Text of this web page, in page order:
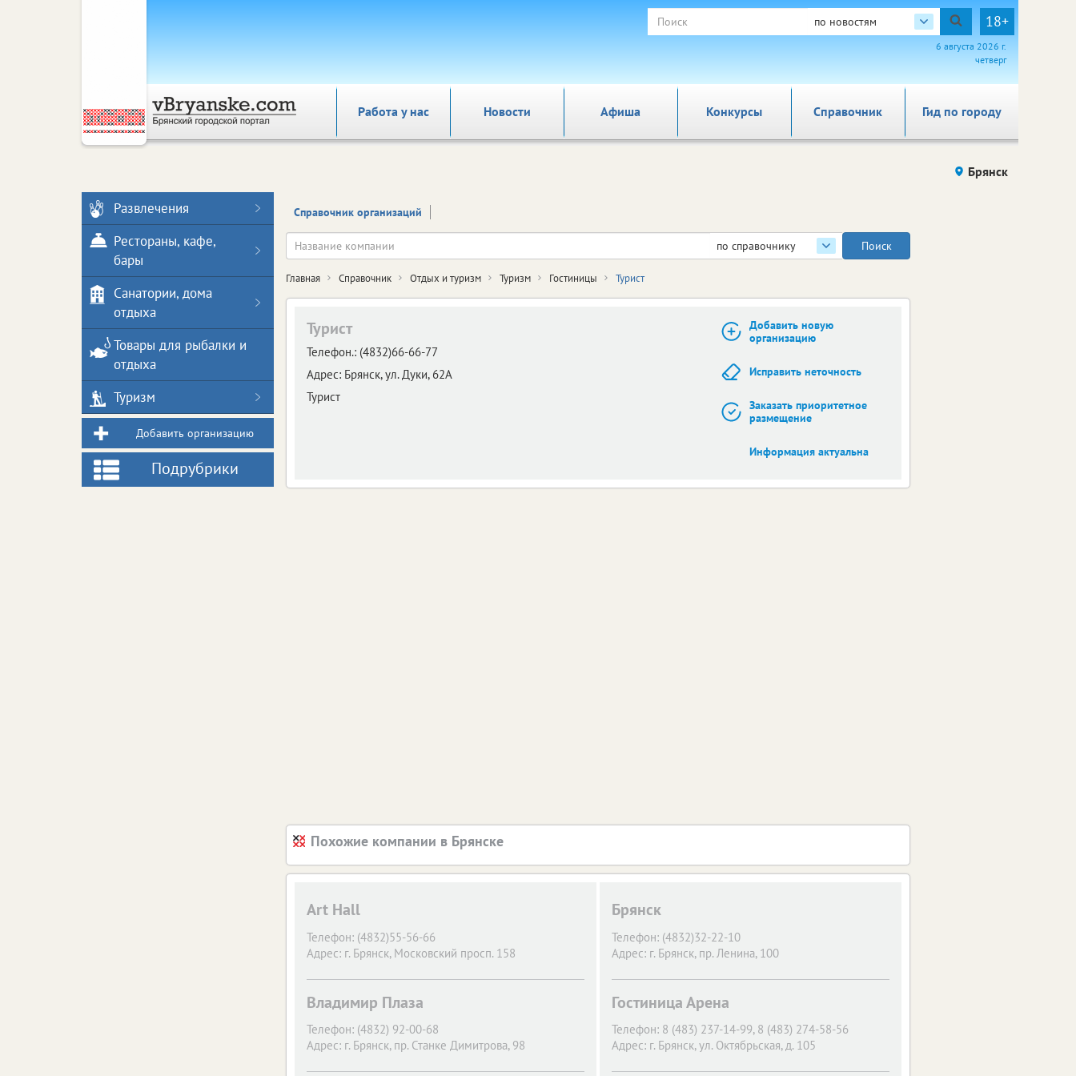
по новостям 18+
6 августа 2026 г.
четверг
Работа у нас Новости Афиша Справочник Гид по городу
Конкурсы
Брянск
Справочник организаций
по справочнику
Главная Справочник Отдых и туризм Туризм Гостиницы Турист
Турист
Телефон.: (4832)66-66-77
Адрес: Брянск,ул. Дуки, 62А
Турист
Добавить новую
организацию
Исправить неточность
Заказать приоритетное
размещение
Информация актуальна
Похожие компании в Брянске
Art Hall
Телефон: (4832)55-56-66
Адрес: г. Брянск, Московский просп. 158
Брянск
Телефон: (4832)32-22-10
Адрес: г. Брянск, пр. Ленина, 100
Владимир Плаза
Телефон: (4832) 92-00-68
Адрес: г. Брянск, пр. Станке Димитрова, 98
Гостиница Арена
Телефон: 8 (483) 237-14-99, 8 (483) 274-58-56
Адрес: г. Брянск, ул. Октябрьская, д. 105
Развлечения
Рестораны, кафе,
бары
Санатории, дома
отдыха
Товары для рыбалки и
отдыха
Туризм
Добавить организацию
Подрубрики